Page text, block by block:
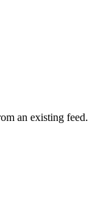
an existing feed.